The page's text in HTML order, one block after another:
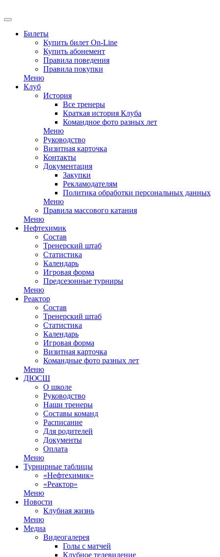
Билеты
Купить билет On-Line
Купить абонемент
Правила поведения
Правила покупки
Меню
Клуб
История
Все тренеры
Краткая история Клуба
Командное фото разных лет
Меню
Руководство
Визитная карточка
Контакты
Документация
Закупки
Рекламодателям
Политика обработки персональных данных
Меню
Правила массового катания
Меню
Нефтехимик
Состав
Тренерский штаб
Статистика
Календарь
Игровая форма
Предсезонные турниры
Меню
Реактор
Состав
Тренерский штаб
Статистика
Календарь
Игровая форма
Визитная карточка
Командные фото разных лет
Меню
ДЮСШ
О школе
Руководство
Наши тренеры
Составы команд
Расписание
Для родителей
Документы
Оплата
Меню
Турнирные таблицы
«Нефтехимик»
«Реактор»
Меню
Новости
Клубная жизнь
Меню
Медиа
Видеогалерея
Голы с матчей
Клубное телевидение